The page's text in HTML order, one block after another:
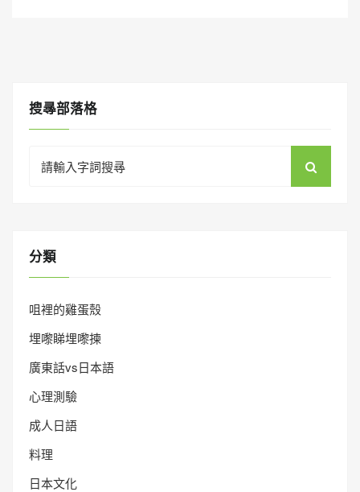
搜㝷部落格
for:
分類
咀裡的雞蛋殼
埋嚟睇埋嚟揀
廣東話vs日本語
心理測驗
成人日語
料理
日本文化